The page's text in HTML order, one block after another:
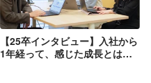
【25卒インタビュー】入社から
1年経って、感じた成長とは